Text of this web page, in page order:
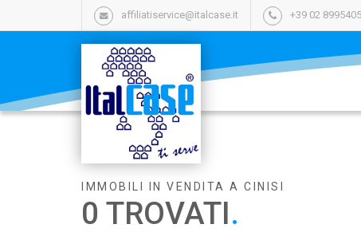
affiliatiservice@italcase.it +39 02
IMMOBILI IN VENDITA A CINISI
0 TROVATI.